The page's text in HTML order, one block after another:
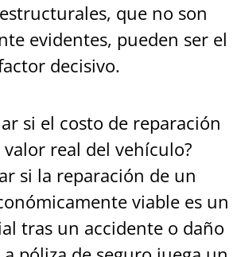
que no son
evidentes, pueden ser el
decisivo.
si el costo de reparación
real del vehículo?
si la reparación de un
viable es un
tras un accidente o daño